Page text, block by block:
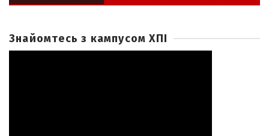
Знайомтесь з кампусом ХПІ